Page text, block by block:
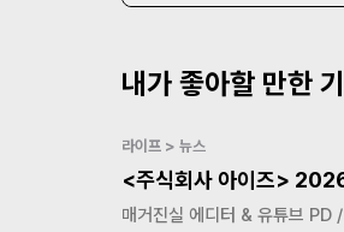
내가 좋아할 만한
라이프 > 뉴스
<주식회사 아이즈>
매거진실 에디터 & 유튜브 PD